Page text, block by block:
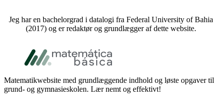
Jeg har en bachelorgrad i datalogi fra Federal University of Bahia
(2017) og er redaktør og grundlægger af dette website.
Footer
Matematikwebsite med grundlæggende indhold og løste opgaver til
grund- og gymnasieskolen. Lær nemt og effektivt!